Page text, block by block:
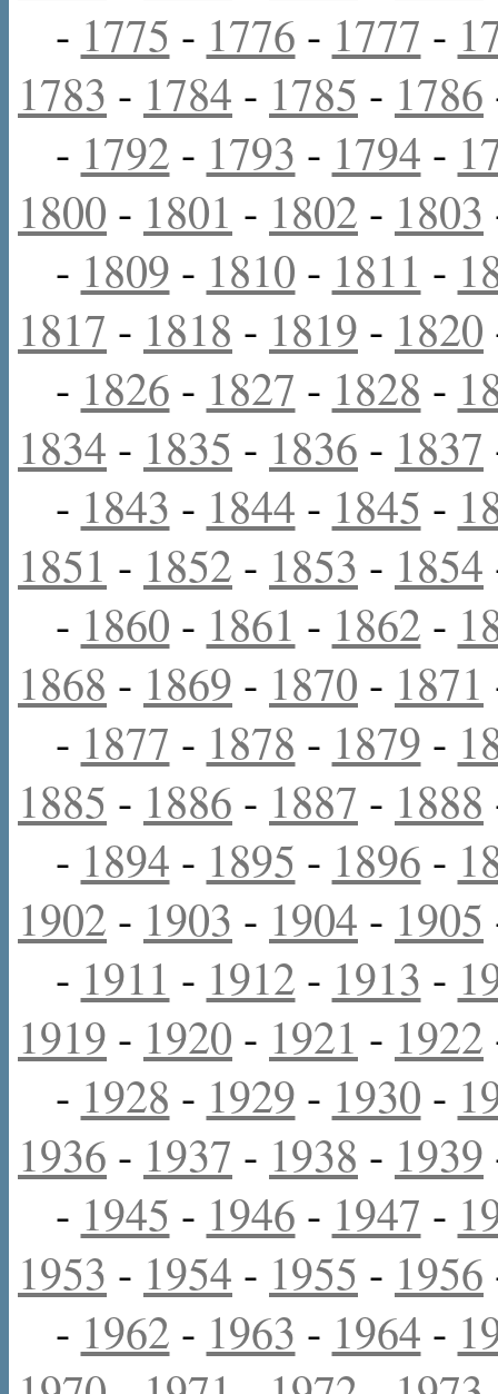
- 1775 - 1776 - 1777 -
1783 - 1784 - 1785 - 1786
- 1792 - 1793 - 1794 -
1800 - 1801 - 1802 - 1803
- 1809 - 1810 - 1811 -
1817 - 1818 - 1819 - 1820
- 1826 - 1827 - 1828 -
1834 - 1835 - 1836 - 1837
- 1843 - 1844 - 1845 -
1851 - 1852 - 1853 - 1854
- 1860 - 1861 - 1862 -
1868 - 1869 - 1870 - 1871
- 1877 - 1878 - 1879 -
1885 - 1886 - 1887 - 1888
- 1894 - 1895 - 1896 -
1902 - 1903 - 1904 - 1905
- 1911 - 1912 - 1913 -
1919 - 1920 - 1921 - 1922
- 1928 - 1929 - 1930 -
1936 - 1937 - 1938 - 1939
- 1945 - 1946 - 1947 -
1953 - 1954 - 1955 - 1956
- 1962 - 1963 - 1964 -